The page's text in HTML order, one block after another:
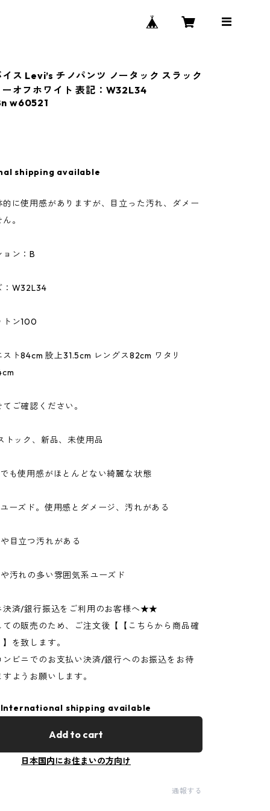
ス Levi’s チノパンツ ノータック スラック
ーオフホワイト 表記：W32L34
w60521
shipping available
に使用感がありますが、目立った汚れ、ダメー
。
ン：B
W32L34
ン100
ト84cm 股上31.5cm レングス82cm ワタリ
ご確認ください。
トック、新品、未使用品
も使用感がほとんどない綺麗な状態
ーズド。使用感とダメージ、汚れがある
目立つ汚れがある
汚れの多い雰囲気系ユーズド
済/銀行振込をご利用のお客様へ★★
の販売のため、ご注文後【【こちらから商品確
を致します。
ンビニでのお支払い決済/銀行へのお振込をお待
ようお願いします。
International shipping available
Add to cart
日本国内にお住まいの方向け
通報する